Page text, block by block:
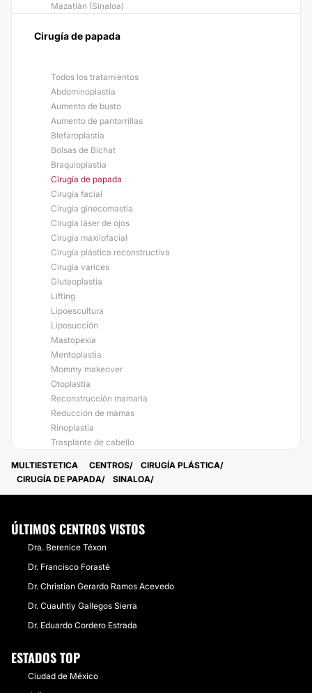
Mazatlán (Sinaloa)
Cirugía de papada
Todos los tratamientos
Abdominoplastia
Aumento de busto
Aumento de pantorrillas
Blefaroplastia
Bolsas de Bichat
Braquioplastia
Cirugía de papada
Cirugía facial
Cirugía ginecomastia
Cirugía láser de ojos
Cirugía maxilofacial
Cirugía plástica reconstructiva
Cirugía varices
Gluteoplastia
Lifting
Lipoescultura
Liposucción
Mastopexia
Mentoplastia
Mommy makeover
Otoplastia
Reconstrucción mamaria
Reducción de mamas
Rinoplastia
Trasplante de cabello
MULTIESTETICA CENTROS
CIRUGÍA PLÁSTICA
CIRUGÍA DE PAPADA
SINALOA
ÚLTIMOS CENTROS VISTOS
Dra. Berenice Téxon
Dr. Francisco Forasté
Dr. Christian Gerardo Ramos Acevedo
Dr. Cuauhtly Gallegos Sierra
Dr. Eduardo Cordero Estrada
ESTADOS TOP
Ciudad de México